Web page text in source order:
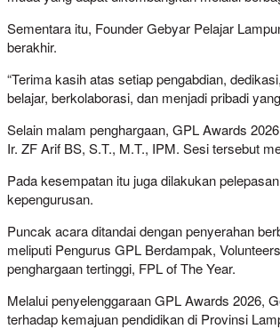
Sementara itu, Founder Gebyar Pelajar
berakhir.
“Terima kasih atas setiap pengabdian,
belajar, berkolaborasi, dan menjadi pribadi
Selain malam penghargaan, GPL Awards
Ir. ZF Arif BS, S.T., M.T., IPM. Sesi tersebut
Pada kesempatan itu juga dilakukan
kepengurusan.
Puncak acara ditandai dengan penyerahan
meliputi Pengurus GPL Berdampak,
penghargaan tertinggi, FPL of The Year.
Melalui penyelenggaraan GPL Awards 2026,
terhadap kemajuan pendidikan di Provinsi